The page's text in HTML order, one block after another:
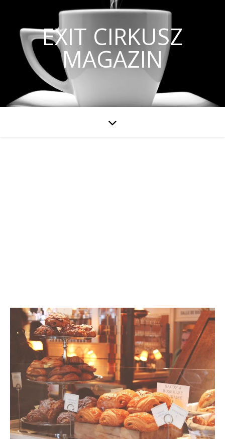
EXIT CIRKUSZ
MAGAZIN